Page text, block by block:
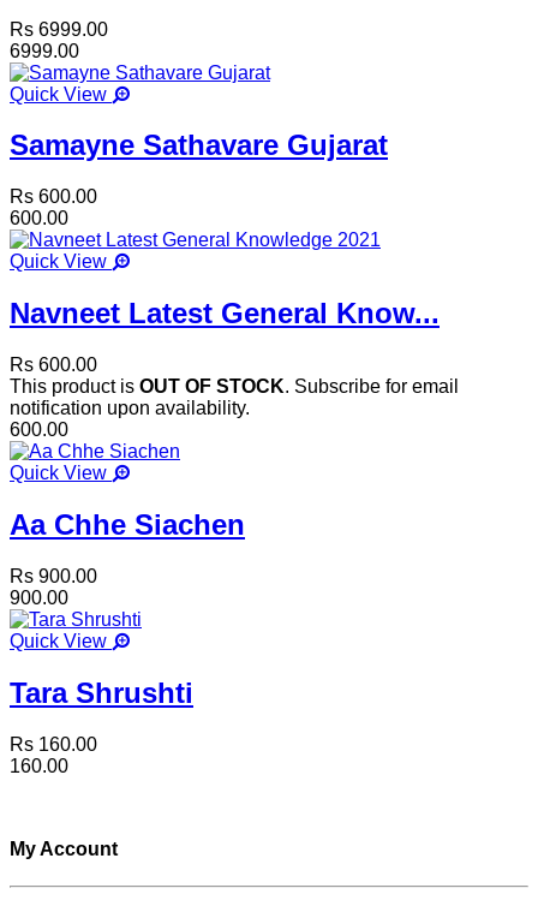
Rs 6999.00
6999.00
Quick View
Samayne Sathavare Gujarat
Rs 600.00
600.00
Quick View
Navneet Latest General Know...
Rs 600.00
This product is OUT OF STOCK. Subscribe for email
notification upon availability.
600.00
Quick View
Aa Chhe Siachen
Rs 900.00
900.00
Quick View
Tara Shrushti
Rs 160.00
160.00
My Account